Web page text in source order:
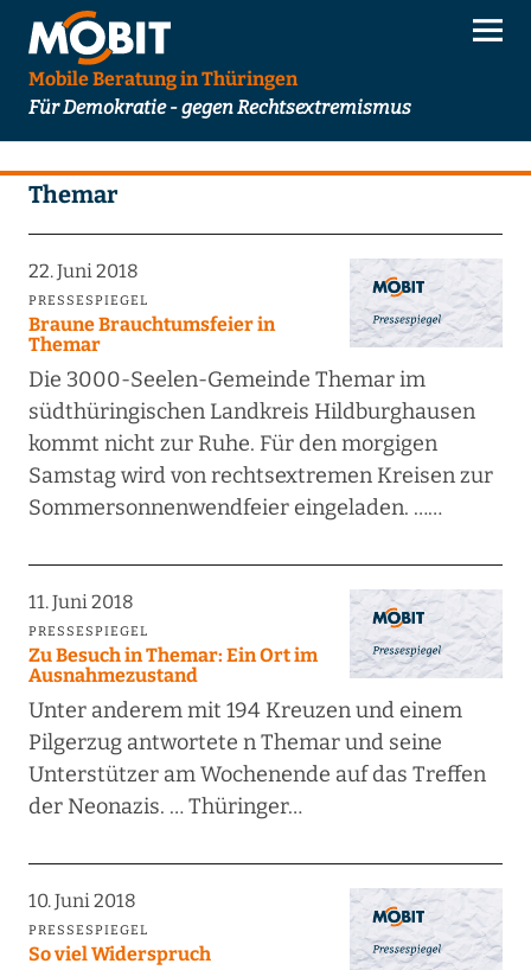
Mobile Beratung in Thüringen
Für Demokratie - gegen Rechtsextremismus
Themar
22. Juni 2018
PRESSESPIEGEL
Braune Brauchtumsfeier in
Themar
Die 3000-Seelen-Gemeinde Themar im
südthüringischen Landkreis Hildburghausen
kommt nicht zur Ruhe. Für den morgigen
Samstag wird von rechtsextremen Kreisen zur
Sommersonnenwendfeier eingeladen. ……
11. Juni 2018
PRESSESPIEGEL
Zu Besuch in Themar: Ein Ort im
Ausnahmezustand
Unter anderem mit 194 Kreuzen und einem
Pilgerzug antwortete n Themar und seine
Unterstützer am Wochenende auf das Treffen
der Neonazis. … Thüringer…
10. Juni 2018
PRESSESPIEGEL
So viel Widerspruch